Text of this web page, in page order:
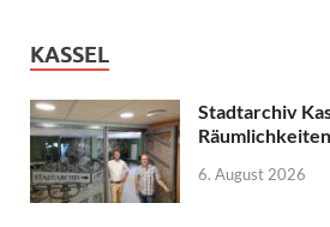
KASSEL
Stadtarchiv
6. August 2026